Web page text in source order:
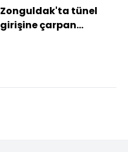
Zonguldak'ta tünel
girişine çarpan